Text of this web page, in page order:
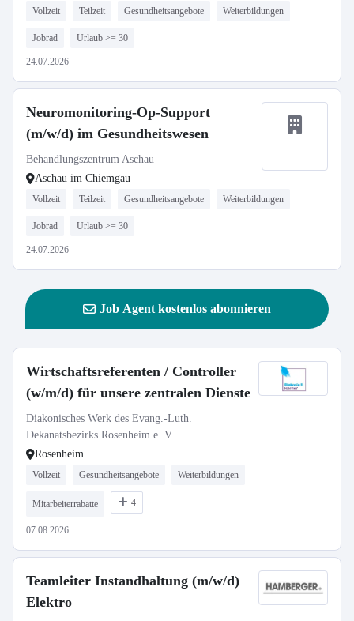
Vollzeit Teilzeit Gesundheitsangebote Weiterbildungen
Jobrad Urlaub >= 30
24.07.2026
Neuromonitoring-Op-Support
(m/w/d) im Gesundheitswesen
Behandlungszentrum Aschau
Aschau im Chiemgau
Vollzeit Teilzeit Gesundheitsangebote Weiterbildungen
Jobrad Urlaub >= 30
24.07.2026
Job Agent kostenlos abonnieren
Wirtschaftsreferenten / Controller
(w/m/d) für unsere zentralen Dienste
Diakonisches Werk des Evang.-Luth.
Dekanatsbezirks Rosenheim e. V.
Rosenheim
Vollzeit Gesundheitsangebote Weiterbildungen
Mitarbeiterrabatte 4
07.08.2026
Teamleiter Instandhaltung (m/w/d)
Elektro